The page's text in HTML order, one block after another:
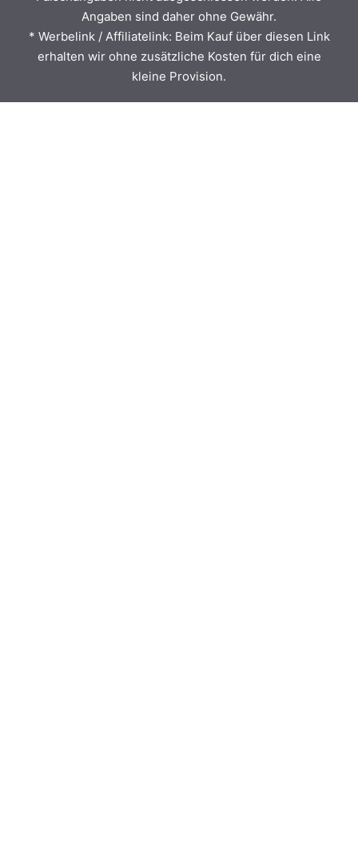
Angaben sind daher ohne Gewähr.
* Werbelink / Affiliatelink: Beim Kauf über diesen Link
erhalten wir ohne zusätzliche Kosten für dich eine
kleine Provision.